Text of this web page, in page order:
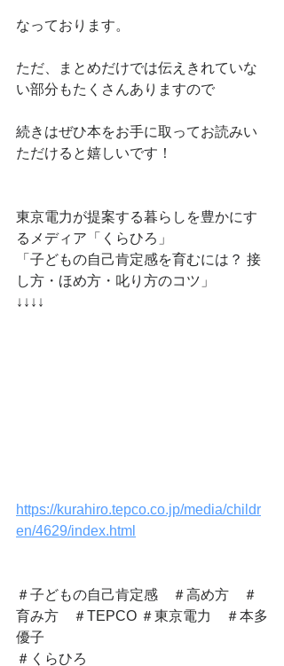
なっております。
ただ、まとめだけでは伝えきれていな
い部分もたくさんありますので
続きはぜひ本をお手に取ってお読みい
ただけると嬉しいです！
東京電力が提案する暮らしを豊かにす
るメディア「くらひろ」
「子どもの自己肯定感を育むには？ 接
し方・ほめ方・叱り方のコツ」
↓↓↓↓
https://kurahiro.tepco.co.jp/media/childr
en/4629/index.html
＃子どもの自己肯定感　＃高め方　＃
育み方　＃TEPCO ＃東京電力　＃本多
優子
＃くらひろ